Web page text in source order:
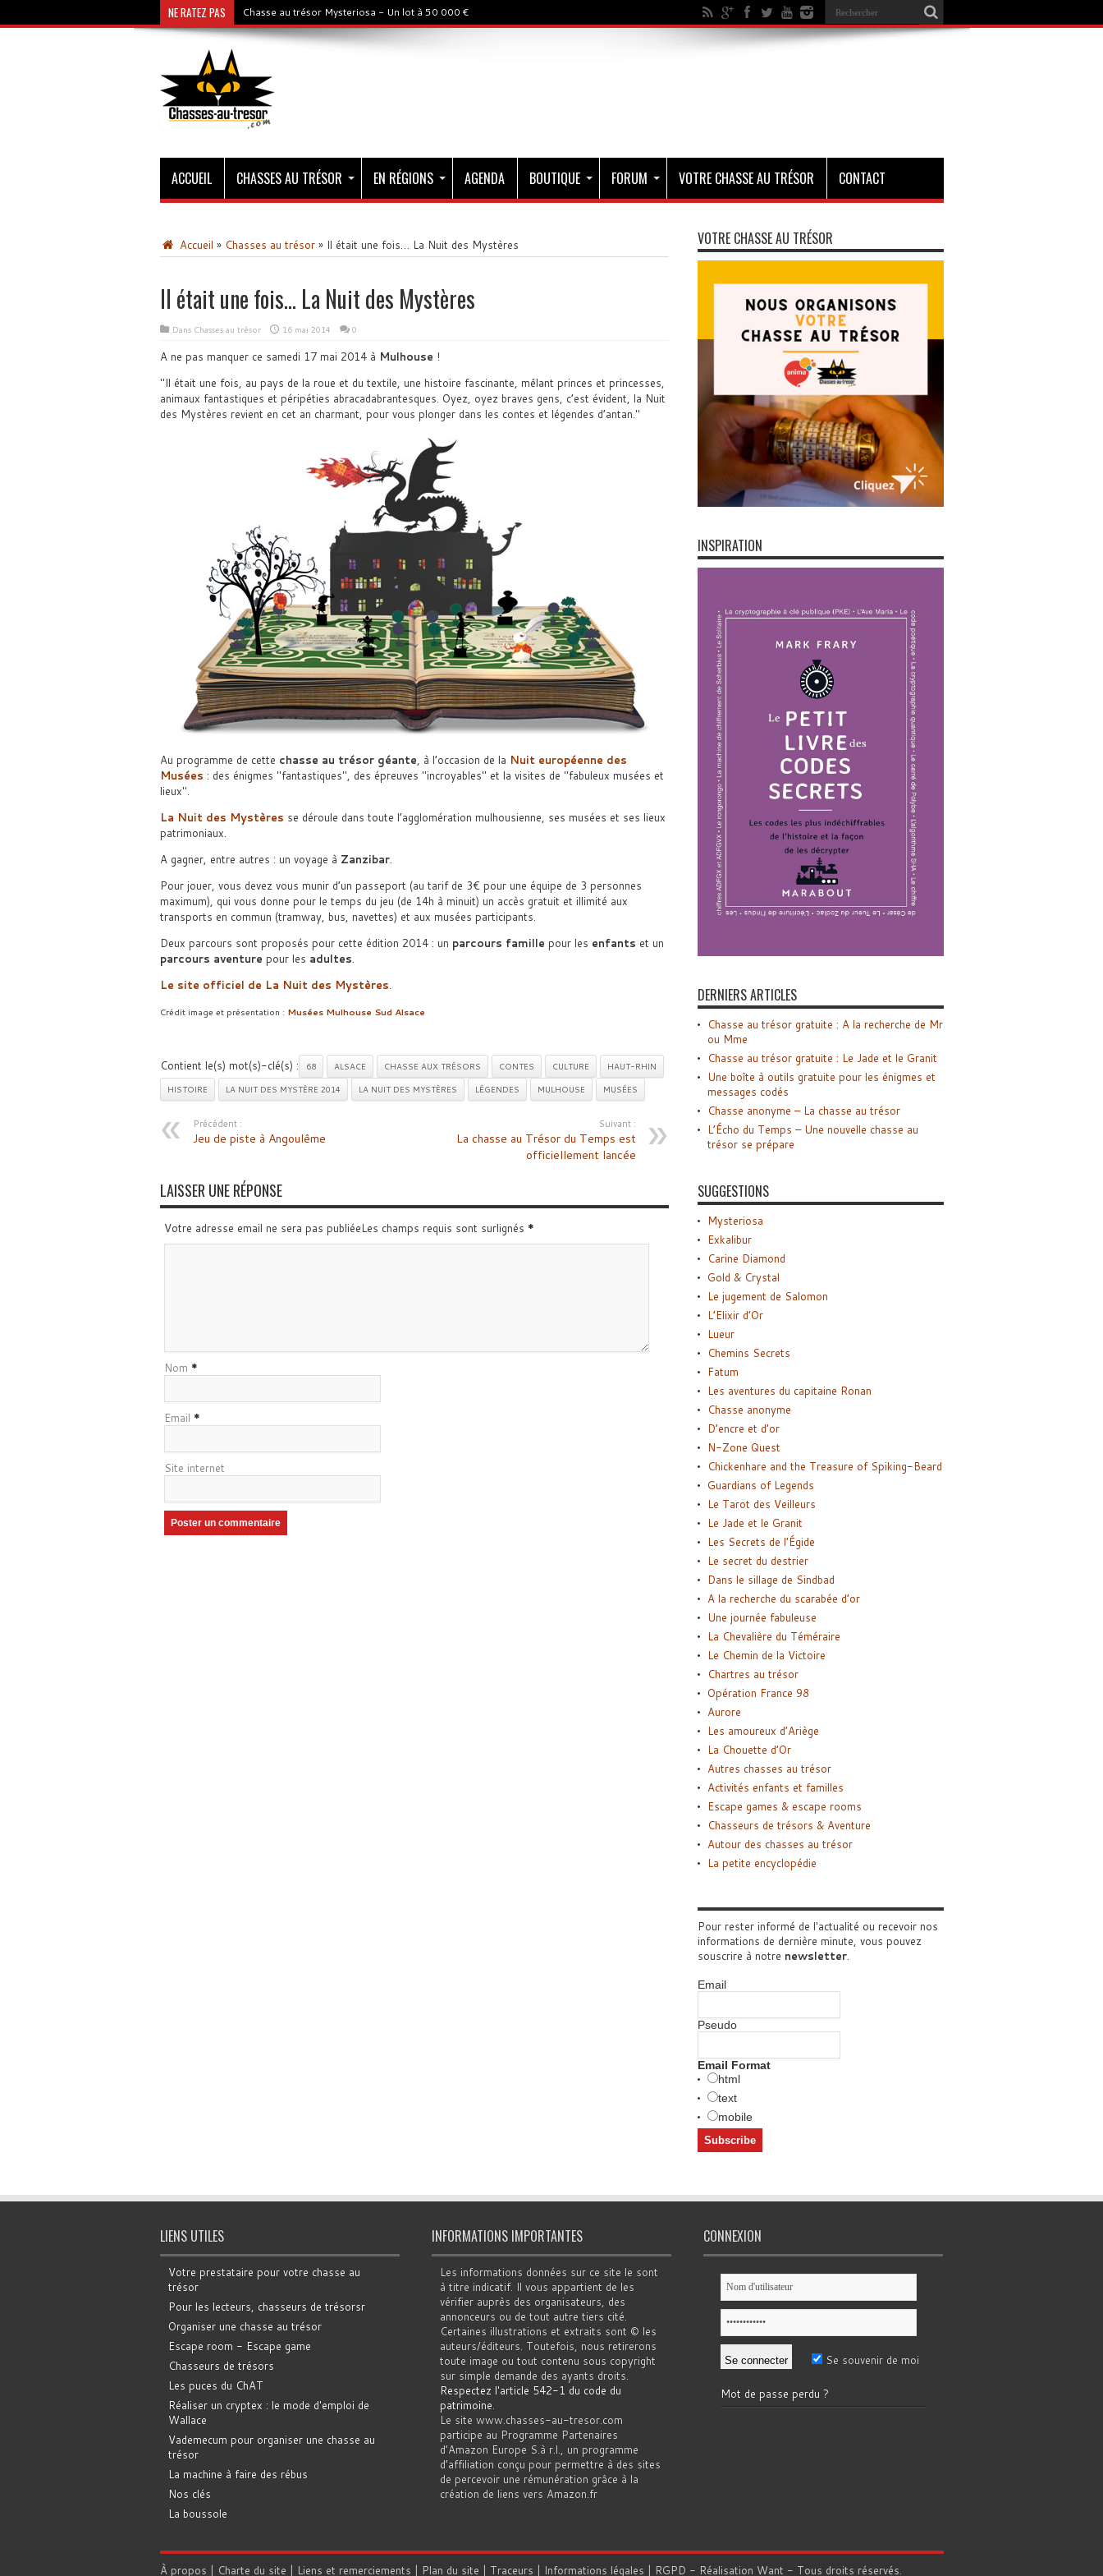
NE RATEZ PAS Chasse au trésor Mysteriosa - Un lot à 50 000 €
ACCUEIL CHASSES AU TRÉSOR EN RÉGIONS AGENDA BOUTIQUE FORUM VOTRE CHASSE AU TRÉSOR CONTACT
Accueil » Chasses au trésor » Il était une fois… La Nuit des Mystères
Il était une fois… La Nuit des Mystères
Dans Chasses au trésor 16 mai 2014 0
A ne pas manquer ce samedi 17 mai 2014 à Mulhouse !
Il était une fois, au pays de la roue et du textile, une histoire fascinante, mêlant princes et princesses,
animaux fantastiques et péripéties abracadabrantesques. Oyez, oyez braves gens, c’est évident, la Nuit
des Mystères revient en cet an charmant, pour vous plonger dans les contes et légendes d’antan.
Au programme de cette chasse au trésor géante, à l’occasion de la Nuit européenne des
Musées : des énigmes fantastiques , des épreuves incroyables et la visites de
fabuleux musées et
lieux .
La Nuit des Mystères se déroule dans toute l’agglomération mulhousienne, ses musées et ses lieux
patrimoniaux.
A gagner, entre autres : un voyage à Zanzibar.
Pour jouer, vous devez vous munir d’un passeport (au tarif de 3€ pour une équipe de 3 personnes
maximum), qui vous donne pour le temps du jeu (de 14h à minuit) un accès gratuit et illimité aux
transports en commun (tramway, bus, navettes) et aux musées participants.
Deux parcours sont proposés pour cette édition 2014 : un parcours famille pour les enfants et un
parcours aventure pour les adultes.
Le site officiel de La Nuit des Mystères.
Crédit image et présentation : Musées Mulhouse Sud Alsace
Contient le(s) mot(s)-clé(s) : 68 ALSACE CHASSE AUX TRÉSORS CONTES CULTURE
HAUT-RHIN
HISTOIRE
LA NUIT DES MYSTÈRE 2014 LA NUIT DES MYSTÈRES LÉGENDES MULHOUSE MUSÉES
Précédent :
Jeu de piste à Angoulême
Suivant :
La chasse au Trésor du Temps est
officiellement lancée
LAISSER UNE RÉPONSE
Votre adresse email ne sera pas publiéeLes champs requis sont surlignés *
Nom *
Email *
Site internet
VOTRE CHASSE AU TRÉSOR
INSPIRATION
DERNIERS ARTICLES
Chasse au trésor gratuite : A la recherche de Mr
ou Mme
Chasse au trésor gratuite : Le Jade et le Granit
Une boîte à outils gratuite pour les énigmes et
messages codés
Chasse anonyme – La chasse au trésor
L’Écho du Temps – Une nouvelle chasse au
trésor se prépare
SUGGESTIONS
Mysteriosa
Exkalibur
Carine Diamond
Gold & Crystal
Le jugement de Salomon
L’Elixir d’Or
Lueur
Chemins Secrets
Fatum
Les aventures du capitaine Ronan
Chasse anonyme
D’encre et d’or
N-Zone Quest
Chickenhare and the Treasure of Spiking-Beard
Guardians of Legends
Le Tarot des Veilleurs
Le Jade et le Granit
Les Secrets de l’Égide
Le secret du destrier
Dans le sillage de Sindbad
A la recherche du scarabée d’or
Une journée fabuleuse
La Chevalière du Téméraire
Le Chemin de la Victoire
Chartres au trésor
Opération France 98
Aurore
Les amoureux d’Ariège
La Chouette d’Or
Autres chasses au trésor
Activités enfants et familles
Escape games & escape rooms
Chasseurs de trésors & Aventure
Autour des chasses au trésor
La petite encyclopédie
Pour rester informé de l'actualité ou recevoir nos
informations de dernière minute, vous pouvez
souscrire à notre newsletter.
Email
Pseudo
Email Format
html
text
mobile
LIENS UTILES
Votre prestataire pour votre chasse au
trésor
Pour les lecteurs, chasseurs de trésorsr
Organiser une chasse au trésor
Escape room - Escape game
Chasseurs de trésors
Les puces du ChAT
Réaliser un cryptex : le mode d'emploi de
Wallace
Vademecum pour organiser une chasse au
trésor
La machine à faire des rébus
Nos clés
La boussole
INFORMATIONS IMPORTANTES
Les informations données sur ce site le sont
à titre indicatif. Il vous appartient de les
vérifier auprès des organisateurs, des
annonceurs ou de tout autre tiers cité.
Certaines illustrations et extraits sont © les
auteurs/éditeurs. Toutefois, nous retirerons
toute image ou tout contenu sous copyright
sur simple demande des ayants droits.
Respectez l'article 542-1 du code du
patrimoine.
Le site www.chasses-au-tresor.com
participe au Programme Partenaires
d’Amazon Europe S.à r.l., un programme
d’affiliation conçu pour permettre à des sites
de percevoir une rémunération grâce à la
création de liens vers Amazon.fr
CONNEXION
Se souvenir de moi
Mot de passe perdu ?
À propos | Charte du site | Liens et remerciements | Plan du site | Traceurs | Informations légales | RGPD - Réalisation Want - Tous droits réservés.